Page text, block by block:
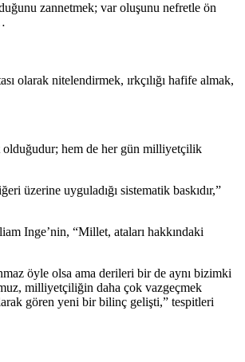
zannetmek; var oluşunu nefretle ön
olarak nitelendirmek, ırkçılığı hafife almak,
olduğudur; hem de her gün milliyetçilik
üzerine uyguladığı sistematik baskıdır,”
Inge’nin, “Millet, ataları hakkındaki
öyle olsa ama derileri bir de aynı bizimki
milliyetçiliğin daha çok vazgeçmek
gören yeni bir bilinç gelişti,” tespitleri